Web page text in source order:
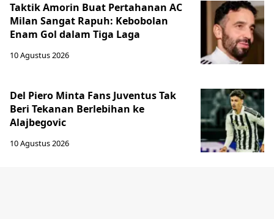
Taktik Amorin Buat Pertahanan AC
Milan Sangat Rapuh: Kebobolan
Enam Gol dalam Tiga Laga
10 Agustus 2026
Del Piero Minta Fans Juventus Tak
Beri Tekanan Berlebihan ke
Alajbegovic
10 Agustus 2026